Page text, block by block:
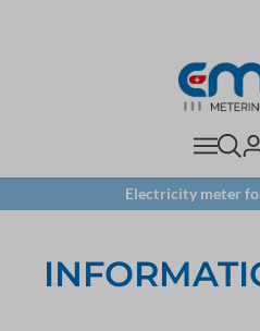
Electricity meter